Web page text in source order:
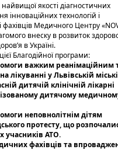
якості діагностичних
інноваційних технологій і
Медичного Центру
внеску в розвиток
в Україні.
Благодійної програми:
важким реанімаційним
лікуванні у Львівській
дитячій клінічній лікарні
дитячому
неповнолітнім дітям
протесту, що
учасників АТО.
фахівців та